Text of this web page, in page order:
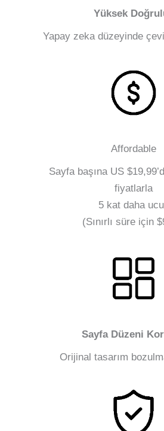
Yüksek
Yapay zeka düzeyinde
Affordable
Sayfa başına US
fiyatlarla
5 kat daha
(Sınırlı süre için
Sayfa Düzeni
Orijinal tasarım